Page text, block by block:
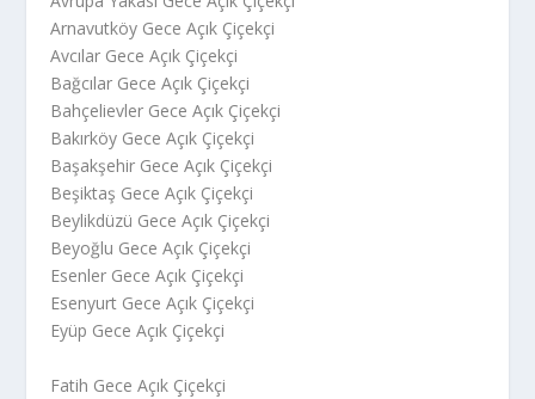
Arnavutköy Gece Açık Çiçekçi
Avcılar Gece Açık Çiçekçi
Bağcılar Gece Açık Çiçekçi
Bahçelievler Gece Açık Çiçekçi
Bakırköy Gece Açık Çiçekçi
Başakşehir Gece Açık Çiçekçi
Beşiktaş Gece Açık Çiçekçi
Beylikdüzü Gece Açık Çiçekçi
Beyoğlu Gece Açık Çiçekçi
Esenler Gece Açık Çiçekçi
Esenyurt Gece Açık Çiçekçi
Eyüp Gece Açık Çiçekçi
Fatih Gece Açık Çiçekçi